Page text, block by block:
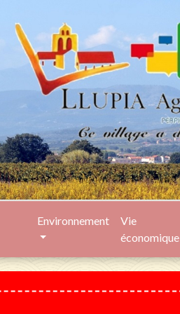
Environnement
Vie
économique